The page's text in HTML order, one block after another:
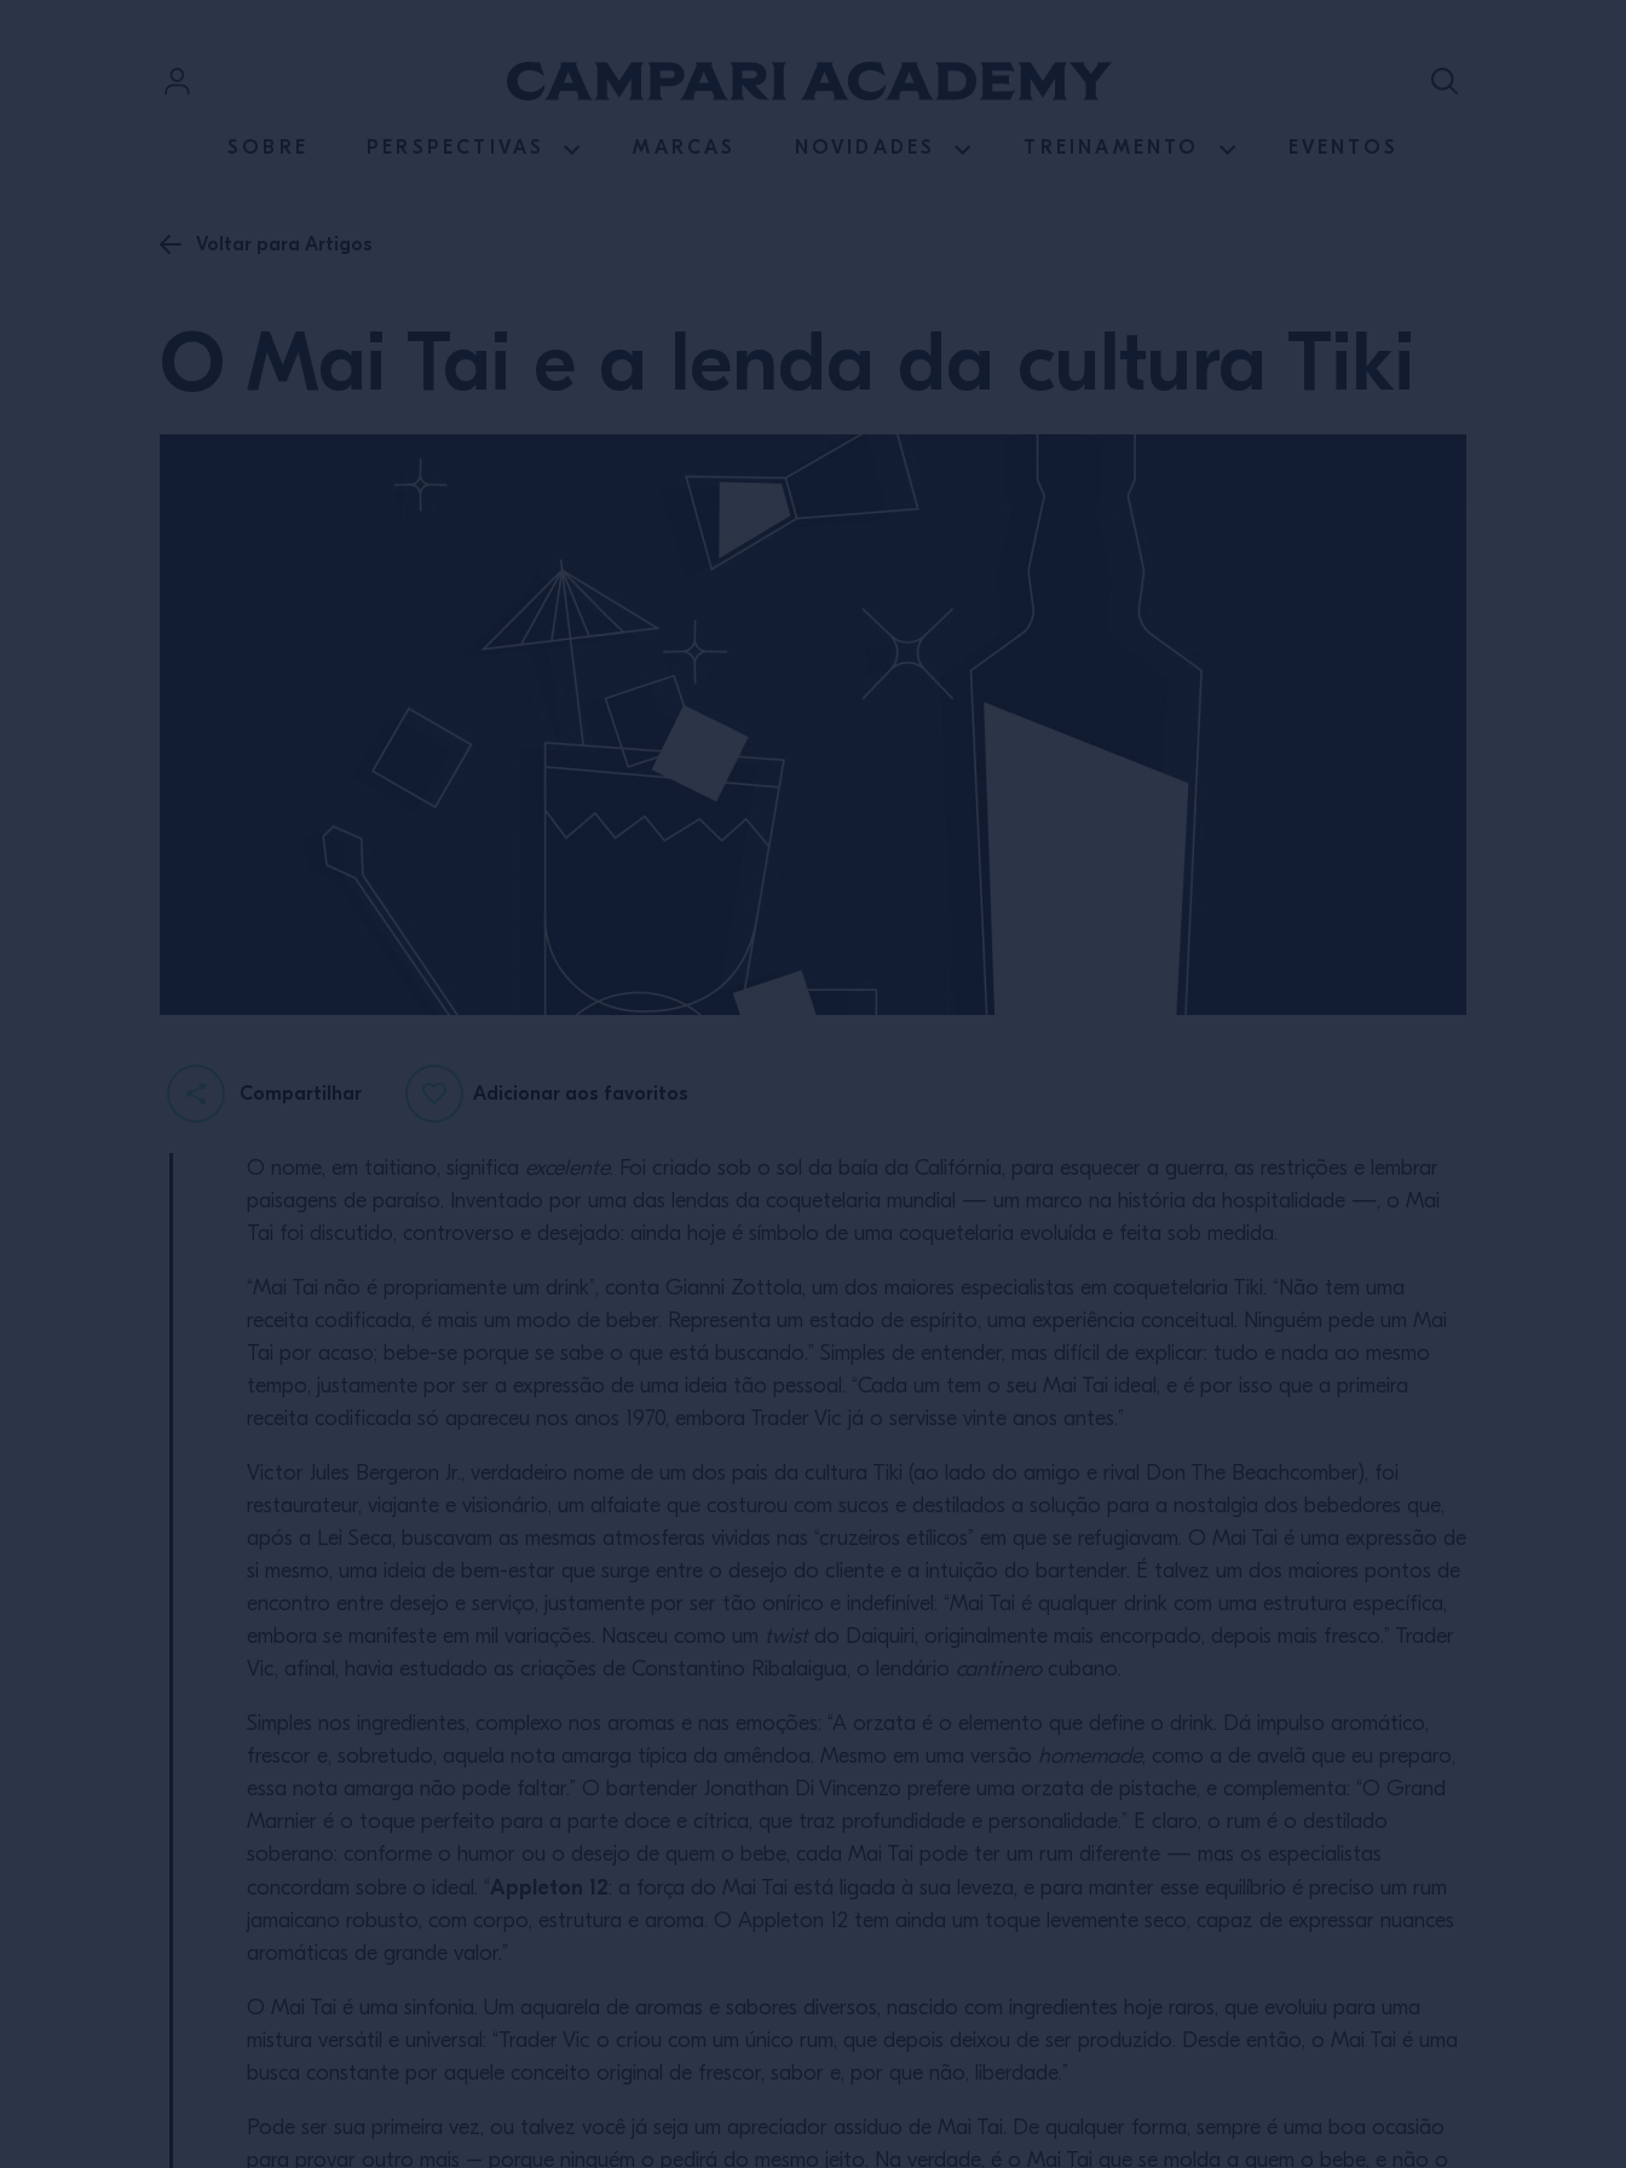
SOBRE PERSPECTIVAS MARCAS NOVIDADES TREINAMENTO EVENTOS
Voltar para Artigos
O Mai Tai e a lenda da cultura Tiki
Compartilhar Adicionar aos favoritos
O nome, em taitiano, significa excelente. Foi criado sob o sol da baía da Califórnia, para esquecer a guerra, as restrições e lembrar
paisagens de paraíso. Inventado por uma das lendas da coquetelaria mundial — um marco na história da hospitalidade —, o Mai
Tai foi discutido, controverso e desejado: ainda hoje é símbolo de uma coquetelaria evoluída e feita sob medida.
“Mai Tai não é propriamente um drink”, conta Gianni Zottola, um dos maiores especialistas em coquetelaria Tiki. “Não tem uma
receita codificada, é mais um modo de beber. Representa um estado de espírito, uma experiência conceitual. Ninguém pede um Mai
Tai por acaso; bebe-se porque se sabe o que está buscando.” Simples de entender, mas difícil de explicar: tudo e nada ao mesmo
tempo, justamente por ser a expressão de uma ideia tão pessoal. “Cada um tem o seu Mai Tai ideal, e é por isso que a primeira
receita codificada só apareceu nos anos 1970, embora Trader Vic já o servisse vinte anos antes.”
Victor Jules Bergeron Jr., verdadeiro nome de um dos pais da cultura Tiki (ao lado do amigo e rival Don The Beachcomber), foi
restaurateur, viajante e visionário, um alfaiate que costurou com sucos e destilados a solução para a nostalgia dos bebedores que,
após a Lei Seca, buscavam as mesmas atmosferas vividas nas “cruzeiros etílicos” em que se refugiavam. O Mai Tai é uma expressão de
si mesmo, uma ideia de bem-estar que surge entre o desejo do cliente e a intuição do bartender. É talvez um dos maiores pontos de
encontro entre desejo e serviço, justamente por ser tão onírico e indefinível: “Mai Tai é qualquer drink com uma estrutura específica,
embora se manifeste em mil variações. Nasceu como um twist do Daiquiri, originalmente mais encorpado, depois mais fresco.” Trader
Vic, afinal, havia estudado as criações de Constantino Ribalaigua, o lendário cantinero cubano.
Simples nos ingredientes, complexo nos aromas e nas emoções: “A orzata é o elemento que define o drink. Dá impulso aromático,
frescor e, sobretudo, aquela nota amarga típica da amêndoa. Mesmo em uma versão homemade, como a de avelã que eu preparo,
essa nota amarga não pode faltar.” O bartender Jonathan Di Vincenzo prefere uma orzata de pistache, e complementa: “O Grand
Marnier é o toque perfeito para a parte doce e cítrica, que traz profundidade e personalidade.” E claro, o rum é o destilado
soberano: conforme o humor ou o desejo de quem o bebe, cada Mai Tai pode ter um rum diferente — mas os especialistas
concordam sobre o ideal. “Appleton 12: a força do Mai Tai está ligada à sua leveza, e para manter esse equilíbrio é preciso um rum
jamaicano robusto, com corpo, estrutura e aroma. O Appleton 12 tem ainda um toque levemente seco, capaz de expressar nuances
aromáticas de grande valor.”
O Mai Tai é uma sinfonia. Um aquarela de aromas e sabores diversos, nascido com ingredientes hoje raros, que evoluiu para uma
mistura versátil e universal: “Trader Vic o criou com um único rum, que depois deixou de ser produzido. Desde então, o Mai Tai é uma
busca constante por aquele conceito original de frescor, sabor e, por que não, liberdade.”
Pode ser sua primeira vez, ou talvez você já seja um apreciador assíduo de Mai Tai. De qualquer forma, sempre é uma boa ocasião
para provar outro mais – porque ninguém o pedirá do mesmo jeito. Na verdade, é o Mai Tai que se molda a quem o bebe, e não o